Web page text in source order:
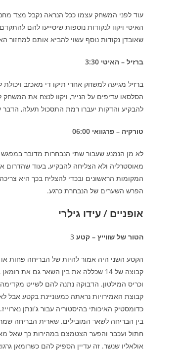
עוד לפני המשחק עצמו ככל הנראה נקבל מצד
האיטי ויקוו לנקודות נוספות שיסייעו להם
שאובדן נקודות נוסף עשוי להביא אותם למחזור האחרון עם הגב
ברזיל – האיטי 3:30
ברזיל מגיעה למשחק אחרי תיקו די מאכזב
להבקיע והדקות יעברו רמת התסכול תעלה, הדבר
טורקיה – פרגוואי 06:00
לא מן הנמנע שעבור שתי הנבחרות מדובר
מאוסטרליה ולא הצליחה להבקיע, בעוד שהדרום
המקומות הראשונים ובכדי להצליח בכך היא
הפרש השערים של הנבחרת כרגע.
אופניים / עידו גילרי
הטור של שווייץ – קטע
הקטע השני היה אמור להיות של הבריחה פחות
קבוצה של 14 שכללה את בין השאר גם
וכריס המילטון. הדבוקה נתנה להם לשייט
קבוצת האמירויות נראתה כמעוניינת בקטע
כדומסטיק האיכותי בהיסטוריה עבור ג'ונתן
בין הבריחה לשאר המובילים. שארית הבריחה
חתול ועכבר והפער הצטמצם במהירות כך שאל
אולאליו שנשר. זה עדיין הספיק להם כשרומאן